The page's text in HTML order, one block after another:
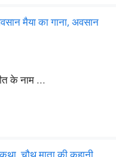
के नाम …